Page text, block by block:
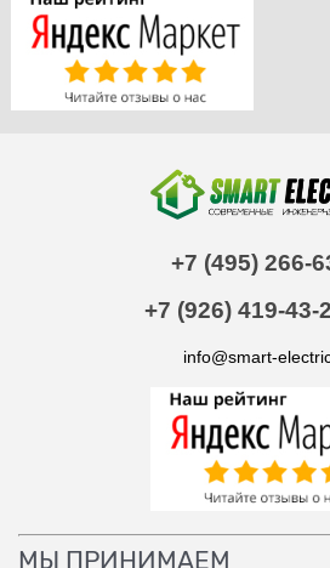
+7 (495) 266-
+7 (926) 419-43-
info@smart-
МЫ ПРИНИМАЕМ